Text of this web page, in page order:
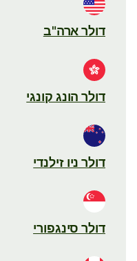
דולר ארה"ב
דולר הונג קונגי
דולר ניו זילנדי
דולר סינגפורי